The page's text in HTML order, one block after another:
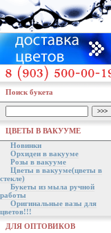
Поиск букета
ЦВЕТЫ В ВАКУУМЕ
Новинки
Орхидеи в вакууме
Розы в вакууме
Цветы в вакууме(цветы в
стекле)
Букеты из мыла ручной
работы
Оригинальные вазы для
цветов!!!
ДЛЯ ОПТОВИКОВ